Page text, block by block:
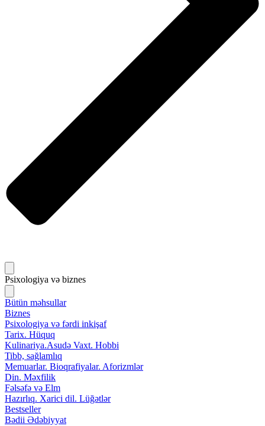
Psixologiya və biznes
Bütün məhsullar
Biznes
Psixologiya və fərdi inkişaf
Tarix. Hüquq
Kulinariya.Asudə Vaxt. Hobbi
Tibb, sağlamlıq
Memuarlar. Bioqrafiyalar. Aforizmlər
Din. Məxfilik
Fəlsəfə və Elm
Hazırlıq. Xarici dil. Lüğətlər
Bestseller
Bədii Ədəbiyyat